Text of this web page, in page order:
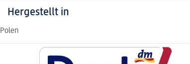
Hergestellt in
Polen